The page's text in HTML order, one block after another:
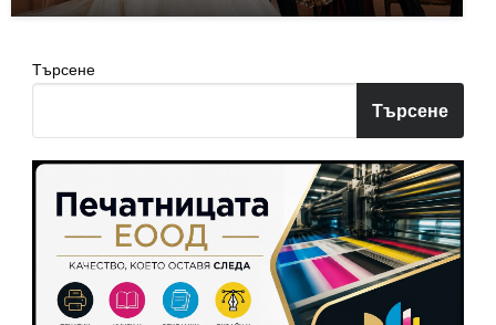
Търсене
Търсене